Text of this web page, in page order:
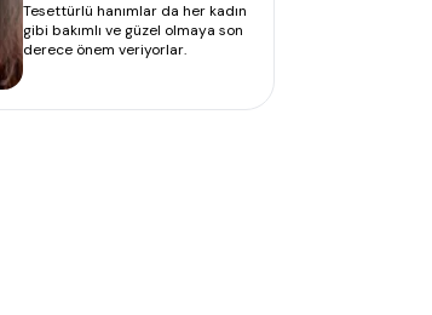
Tesettürlü hanımlar da her kadın
gibi bakımlı ve güzel olmaya son
derece önem veriyorlar.